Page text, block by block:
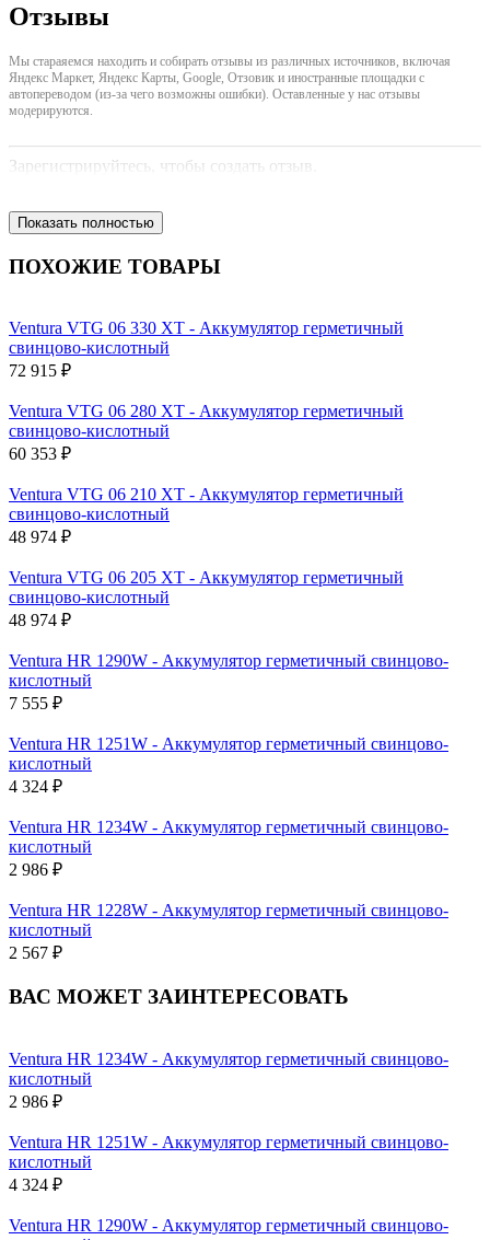
Отзывы
Мы стараяемся находить и собирать отзывы из различных источников, включая
Яндекс Маркет, Яндекс Карты, Google, Отзовик и иностранные площадки с
автопереводом (из-за чего возможны ошибки). Оставленные у нас отзывы
модерируются.
Зарегистрируйтесь, чтобы создать отзыв.
Показать полностью
ПОХОЖИЕ ТОВАРЫ
Ventura VTG 06 330 XT - Аккумулятор герметичный
свинцово-кислотный
72 915 ₽
Ventura VTG 06 280 XT - Аккумулятор герметичный
свинцово-кислотный
60 353 ₽
Ventura VTG 06 210 XT - Аккумулятор герметичный
свинцово-кислотный
48 974 ₽
Ventura VTG 06 205 XT - Аккумулятор герметичный
свинцово-кислотный
48 974 ₽
Ventura HR 1290W - Аккумулятор герметичный свинцово-
кислотный
7 555 ₽
Ventura HR 1251W - Аккумулятор герметичный свинцово-
кислотный
4 324 ₽
Ventura HR 1234W - Аккумулятор герметичный свинцово-
кислотный
2 986 ₽
Ventura HR 1228W - Аккумулятор герметичный свинцово-
кислотный
2 567 ₽
ВАС МОЖЕТ ЗАИНТЕРЕСОВАТЬ
Ventura HR 1234W - Аккумулятор герметичный свинцово-
кислотный
2 986 ₽
Ventura HR 1251W - Аккумулятор герметичный свинцово-
кислотный
4 324 ₽
Ventura HR 1290W - Аккумулятор герметичный свинцово-